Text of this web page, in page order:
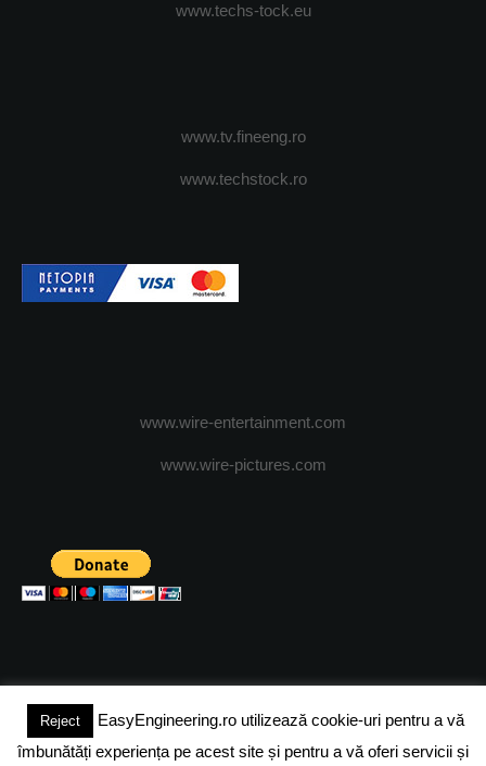
www.techs-tock.eu
www.tv.fineeng.ro
www.techstock.ro
www.wire-entertainment.com
www.wire-pictures.com
(c) 2024 - FineEngineeringMagazine. All rights reserved.
Reject
EasyEngineering.ro utilizează cookie-uri pentru a vă
îmbunătăți experiența pe acest site și pentru a vă oferi servicii și